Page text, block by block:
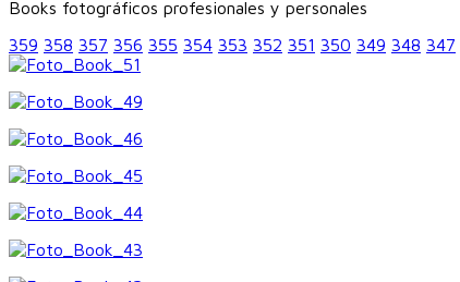
Books fotográficos profesionales y personales
359 358 357 356 355 354 353 352 351 350 349 348 347